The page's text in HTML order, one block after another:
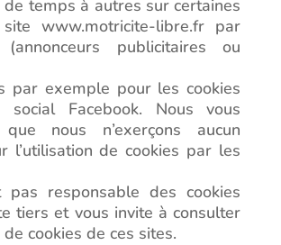
temps à autres sur certaines
www.motricite-libre.fr par
publicitaires ou
par exemple pour les cookies
social Facebook. Nous vous
que nous n’exerçons aucun
l’utilisation de cookies par les
pas responsable des cookies
tiers et vous invite à consulter
cookies de ces sites.